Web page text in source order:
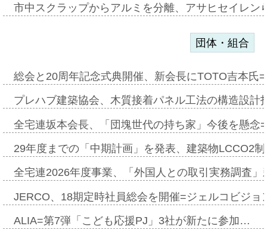
市中スクラップからアルミを分離、アサヒセイレ
団体・組合
総会と20周年記念式典開催、新会長にTOTO吉本氏
プレハブ建築協会、木質接着パネル工法の構造設
全宅連坂本会長、「団塊世代の持ち家」今後を懸
29年度までの「中期計画」を発表、建築物LCCO2
全宅連2026年度事業、「外国人との取引実務調査
JERCO、18期定時社員総会を開催=ジェルコビジ
ALIA=第7弾「こども応援PJ」3社が新たに参加…